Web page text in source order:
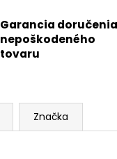
Garancia doručenia
nepoškodeného
tovaru
Značka